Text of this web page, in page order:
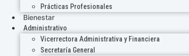
Prácticas Profesionales
Bienestar
Administrativo
Vicerrectora Administrativa y Financiera
Secretaría General